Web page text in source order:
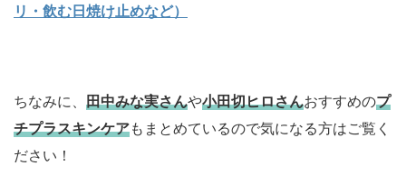
リ・飲む日焼け止めなど）
ちなみに、 田中みな実さんや小田切ヒロさんおすすめのプ
チプラスキンケアもまとめているので気になる方はご覧く
ださい！